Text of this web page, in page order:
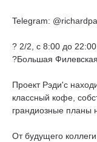
Telegram:
? 2/2, c 8:00 до 22:00
?Большая
Проект Рэди'c
классный кофе,
грандиозные планы
От будущего